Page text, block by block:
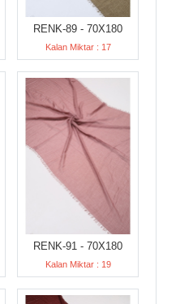
RENK-89 - 70X180
Kalan Miktar : 17
RENK-91 - 70X180
Kalan Miktar : 19